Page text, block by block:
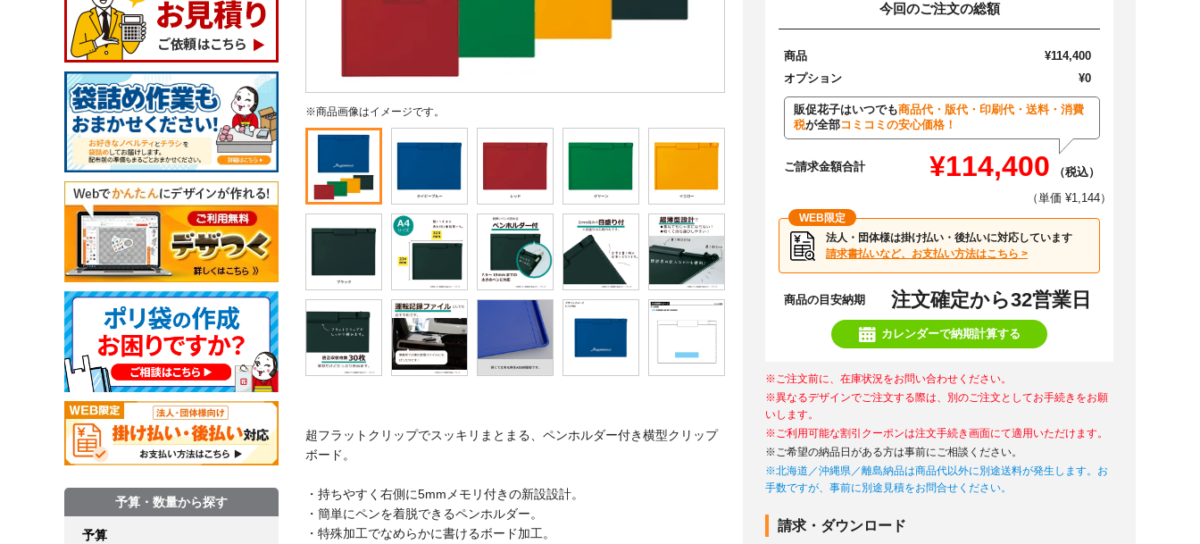
※商品画像はイメージです。
超フラットクリップでスッキリまとまる、ペンホルダー付き横型クリップ
ボード。
・持ちやすく右側に5mmメモリ付きの新設設計。
・簡単にペンを着脱できるペンホルダー。
・特殊加工でなめらかに書けるボード加工。
今回のご注文の総額
商品
¥114,400
オプション
¥0
販促花子はいつでも商品代・版代・印刷代・送料・消費
税が全部コミコミの安心価格！
ご請求金額合計 ¥114,400
（税込）
（単価 ¥1,144）
WEB限定
法人・団体様は掛け払い・後払いに対応しています
請求書払いなど、お支払い方法はこちら >
商品の目安納期 注文確定から32営業日
カレンダーで納期計算する
※ご注文前に、在庫状況をお問い合わせください。
※異なるデザインでご注文する際は、別のご注文としてお手続きをお願
いします。
※ご利用可能な割引クーポンは注文手続き画面にて適用いただけます。
※ご希望の納品日がある方は事前にご相談ください。
※北海道／沖縄県／離島納品は商品代以外に別途送料が発生します。お
手数ですが、事前に別途見積をお問合せください。
請求・ダウンロード
予算・数量から探す
予算